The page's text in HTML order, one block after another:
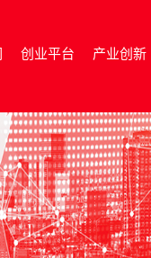
创业平台 产业创新